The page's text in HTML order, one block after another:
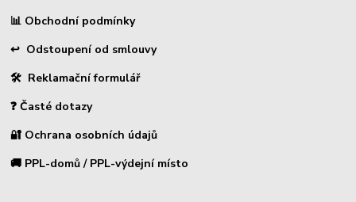
📊 Obchodní podmínky
↩ Odstoupení od smlouvy
🛠 Reklamační formulář
❓ Časté dotazy
🔐 Ochrana osobních údajů
🚚 PPL-domů / PPL-výdejní místo